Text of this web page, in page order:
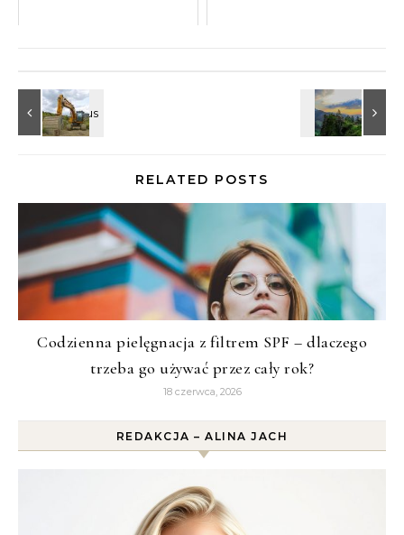
RELATED POSTS
Codzienna pielęgnacja z filtrem SPF – dlaczego
trzeba go używać przez cały rok?
18 czerwca, 2026
REDAKCJA – ALINA JACH